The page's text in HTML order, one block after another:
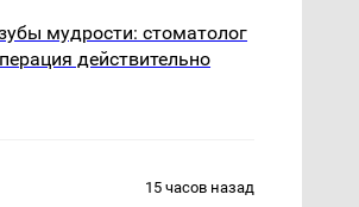
мудрости: стоматолог
действительно
15 часов назад